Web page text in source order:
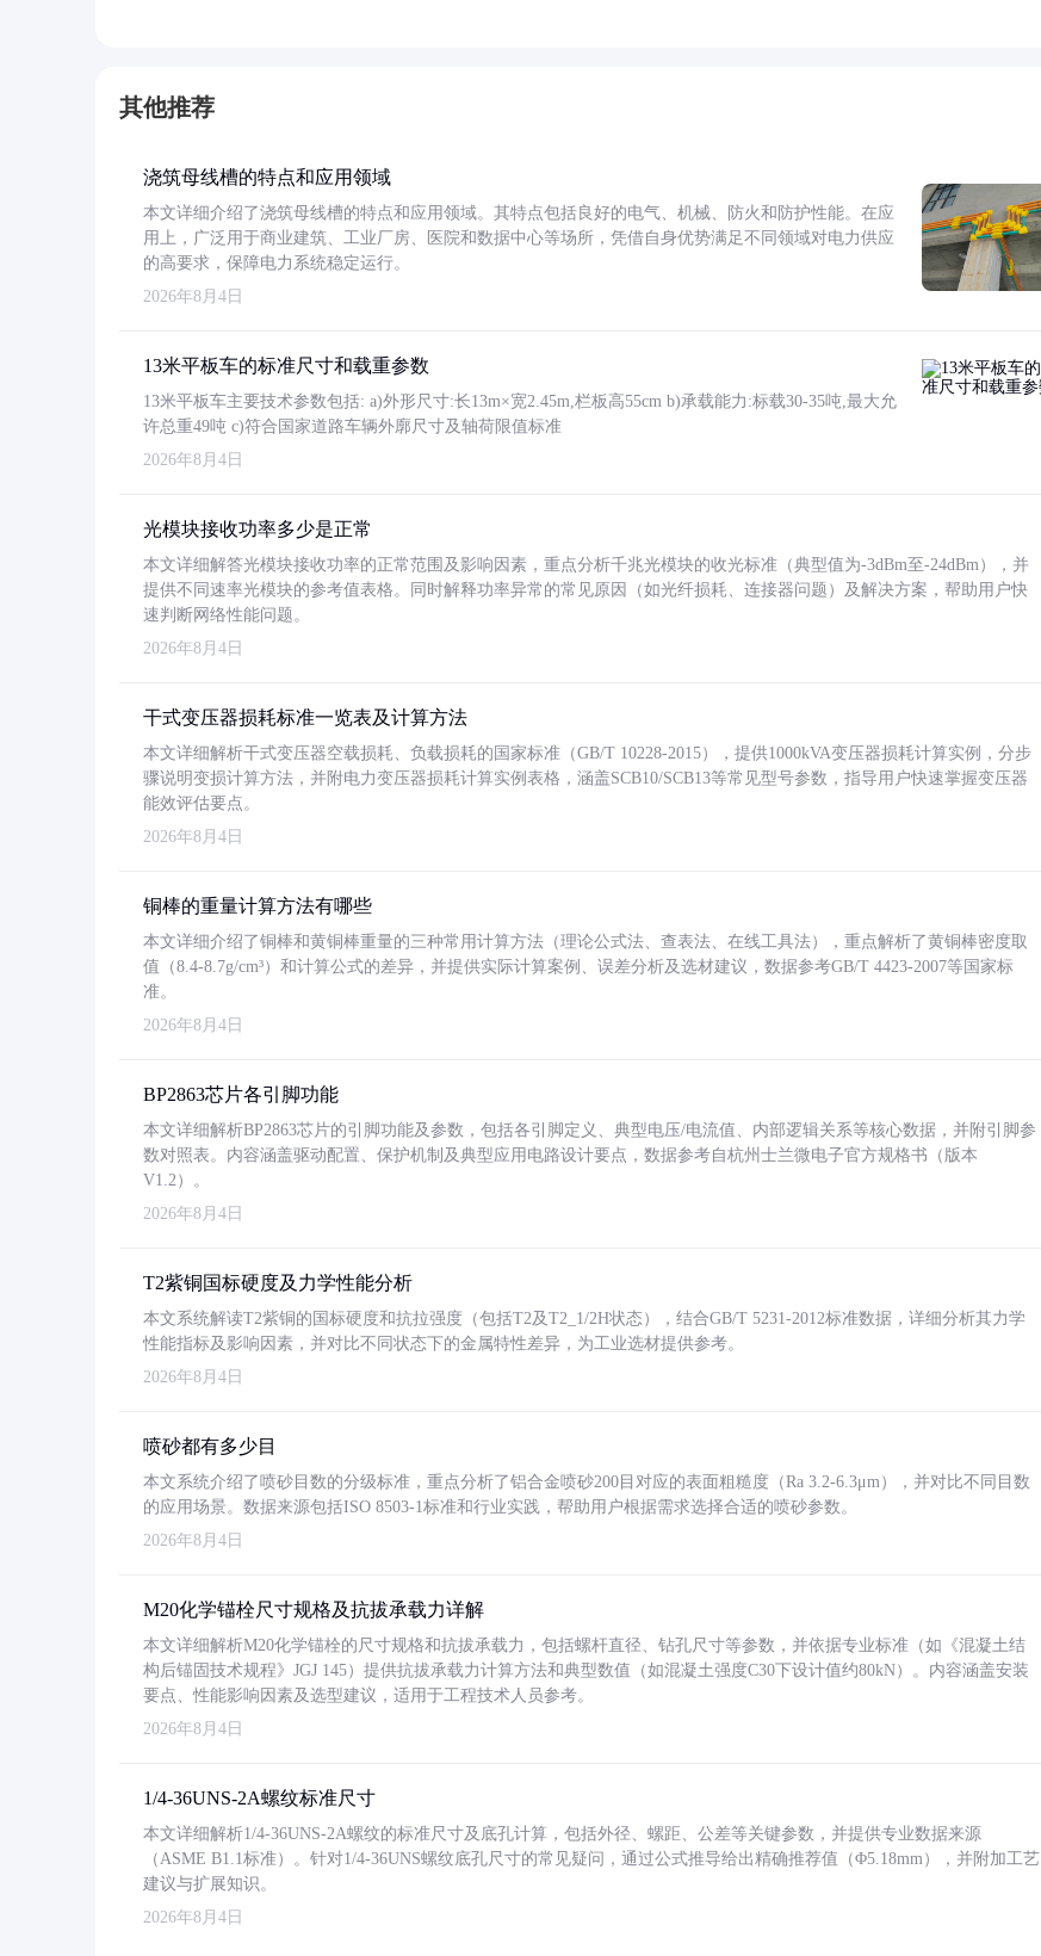
其他推荐
浇筑母线槽的特点和应用领域
本文详细介绍了浇筑母线槽的特点和应用领域。其特点包括良好的电气、机械、防火和防护性能。在应
用上，广泛用于商业建筑、工业厂房、医院和数据中心等场所，凭借自身优势满足不同领域对电力供应
的高要求，保障电力系统稳定运行。
2026年8月4日
13米平板车的标准尺寸和载重参数
13米平板车主要技术参数包括: a)外形尺寸:长13m×宽2.45m,栏板高55cm b)承载能力:标载30-35吨,最大允
许总重49吨 c)符合国家道路车辆外廓尺寸及轴荷限值标准
2026年8月4日
光模块接收功率多少是正常
本文详细解答光模块接收功率的正常范围及影响因素，重点分析千兆光模块的收光标准（典型值为-3dBm至-24dBm），并
提供不同速率光模块的参考值表格。同时解释功率异常的常见原因（如光纤损耗、连接器问题）及解决方案，帮助用户快
速判断网络性能问题。
2026年8月4日
干式变压器损耗标准一览表及计算方法
本文详细解析干式变压器空载损耗、负载损耗的国家标准（GB/T 10228-2015），提供1000kVA变压器损耗计算实例，分步
骤说明变损计算方法，并附电力变压器损耗计算实例表格，涵盖SCB10/SCB13等常见型号参数，指导用户快速掌握变压器
能效评估要点。
2026年8月4日
铜棒的重量计算方法有哪些
本文详细介绍了铜棒和黄铜棒重量的三种常用计算方法（理论公式法、查表法、在线工具法），重点解析了黄铜棒密度取
值（8.4-8.7g/cm³）和计算公式的差异，并提供实际计算案例、误差分析及选材建议，数据参考GB/T 4423-2007等国家标
准。
2026年8月4日
BP2863芯片各引脚功能
本文详细解析BP2863芯片的引脚功能及参数，包括各引脚定义、典型电压/电流值、内部逻辑关系等核心数据，并附引脚参
数对照表。内容涵盖驱动配置、保护机制及典型应用电路设计要点，数据参考自杭州士兰微电子官方规格书（版本
V1.2）。
2026年8月4日
T2紫铜国标硬度及力学性能分析
本文系统解读T2紫铜的国标硬度和抗拉强度（包括T2及T2_1/2H状态），结合GB/T 5231-2012标准数据，详细分析其力学
性能指标及影响因素，并对比不同状态下的金属特性差异，为工业选材提供参考。
2026年8月4日
喷砂都有多少目
本文系统介绍了喷砂目数的分级标准，重点分析了铝合金喷砂200目对应的表面粗糙度（Ra 3.2-6.3μm），并对比不同目数
的应用场景。数据来源包括ISO 8503-1标准和行业实践，帮助用户根据需求选择合适的喷砂参数。
2026年8月4日
M20化学锚栓尺寸规格及抗拔承载力详解
本文详细解析M20化学锚栓的尺寸规格和抗拔承载力，包括螺杆直径、钻孔尺寸等参数，并依据专业标准（如《混凝土结
构后锚固技术规程》JGJ 145）提供抗拔承载力计算方法和典型数值（如混凝土强度C30下设计值约80kN）。内容涵盖安装
要点、性能影响因素及选型建议，适用于工程技术人员参考。
2026年8月4日
1/4-36UNS-2A螺纹标准尺寸
本文详细解析1/4-36UNS-2A螺纹的标准尺寸及底孔计算，包括外径、螺距、公差等关键参数，并提供专业数据来源
（ASME B1.1标准）。针对1/4-36UNS螺纹底孔尺寸的常见疑问，通过公式推导给出精确推荐值（Φ5.18mm），并附加工艺
建议与扩展知识。
2026年8月4日